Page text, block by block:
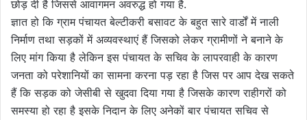
छोड़ दी है जिससे आवागमन अवरुद्ध हो गया है.
ज्ञात हो कि ग्राम पंचायत बेल्टीकरी बसावट के बहुत सारे वार्डों में नाली
निर्माण तथा सड़कों में अव्यवस्थाएं हैं जिसको लेकर ग्रामीणों ने बनाने के
लिए मांग किया है लेकिन इस पंचायत के सचिव के लापरवाही के कारण
जनता को परेशानियों का सामना करना पड़ रहा है जिस पर आप देख सकते
हैं कि सड़क को जेसीबी से खुदवा दिया गया है जिसके कारण राहीगरों को
समस्या हो रहा है इसके निदान के लिए अनेकों बार पंचायत सचिव से